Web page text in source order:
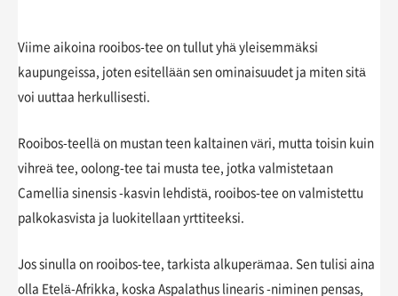
Viime aikoina rooibos-tee on tullut yhä yleisemmäksi
kaupungeissa, joten esitellään sen ominaisuudet ja miten sitä
voi uuttaa herkullisesti.
Rooibos-teellä on mustan teen kaltainen väri, mutta toisin kuin
vihreä tee, oolong-tee tai musta tee, jotka valmistetaan
Camellia sinensis -kasvin lehdistä, rooibos-tee on valmistettu
palkokasvista ja luokitellaan yrttiteeksi.
Jos sinulla on rooibos-tee, tarkista alkuperämaa. Sen tulisi aina
olla Etelä-Afrikka, koska Aspalathus linearis -niminen pensas,